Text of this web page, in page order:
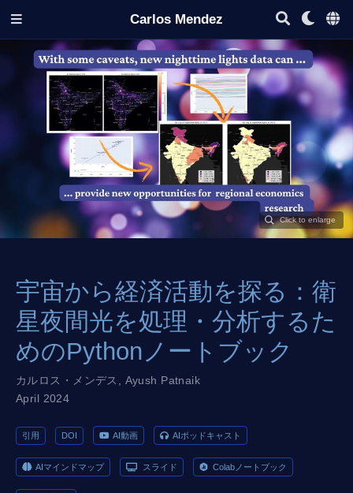
Carlos Mendez
宇宙から経済活動を探る：衛
星夜間光を処理・分析するた
めのPythonノートブック
カルロス・メンデス , Ayush Patnaik
April 2024
引用 DOI AI動画 AIポッドキャスト
AIマインドマップ スライド Colabノートブック